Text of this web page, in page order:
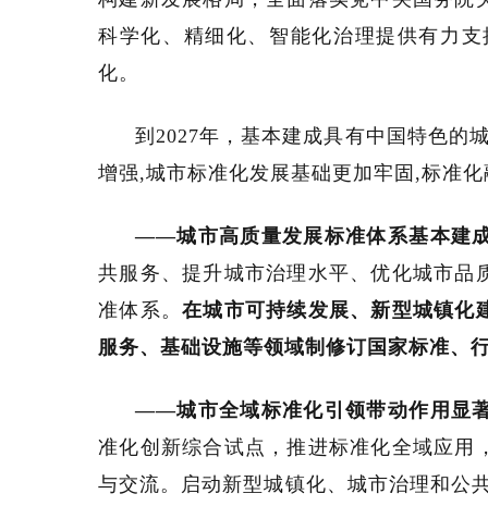
科学化、精细化、智能化治理提供有力
化。
到2027年，基本建成具有中国特色的
增强,城市标准化发展基础更加牢固,标准
——城市高质量发展标准体系基本建
共服务、提升城市治理水平、优化城市
准体系。 在城市可持续发展、新型城镇化
服务、基础设施等领域制修订国家标准、
——城市全域标准化引领带动作用显
准化创新综合试点，推进标准化全域应
与交流。启动新型城镇化、城市治理和公